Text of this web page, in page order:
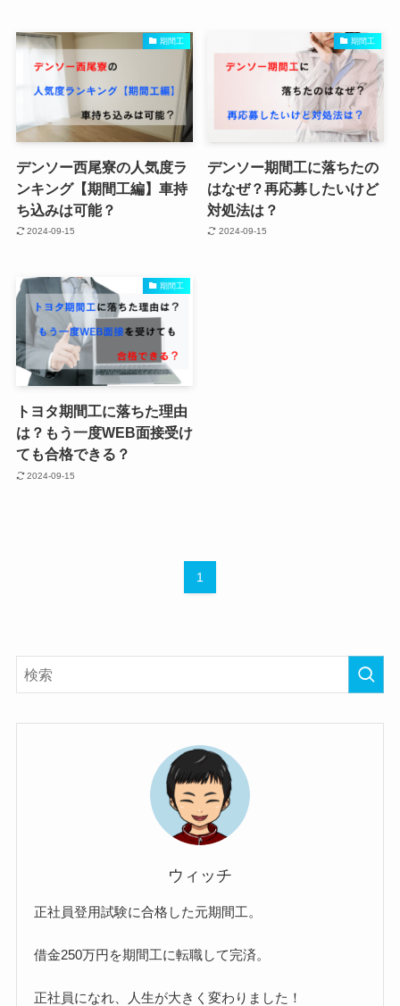
期間工
デンソー西尾寮の人気度ラ
ンキング【期間工編】車持
ち込みは可能？
2024-09-15
期間工
デンソー期間工に落ちたの
はなぜ？再応募したいけど
対処法は？
2024-09-15
期間工
トヨタ期間工に落ちた理由
は？もう一度WEB面接受け
ても合格できる？
2024-09-15
1
ウィッチ
正社員登用試験に合格した元期間工。
借金250万円を期間工に転職して完済。
正社員になれ、人生が大きく変わりました！